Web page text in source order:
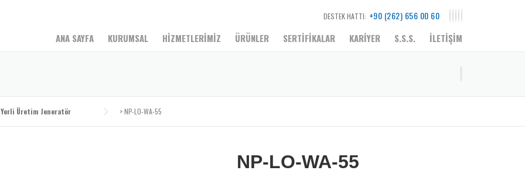
DESTEK HATTI: +90 (262) 656 00 60
ANA SAYFA KURUMSAL HİZMETLERİMİZ ÜRÜNLER SERTİFİKALAR KARİYER S.S.S. İLETİŞİM
Yerli Üretim Jeneratör >NP-LO-WA-55
NP-LO-WA-55